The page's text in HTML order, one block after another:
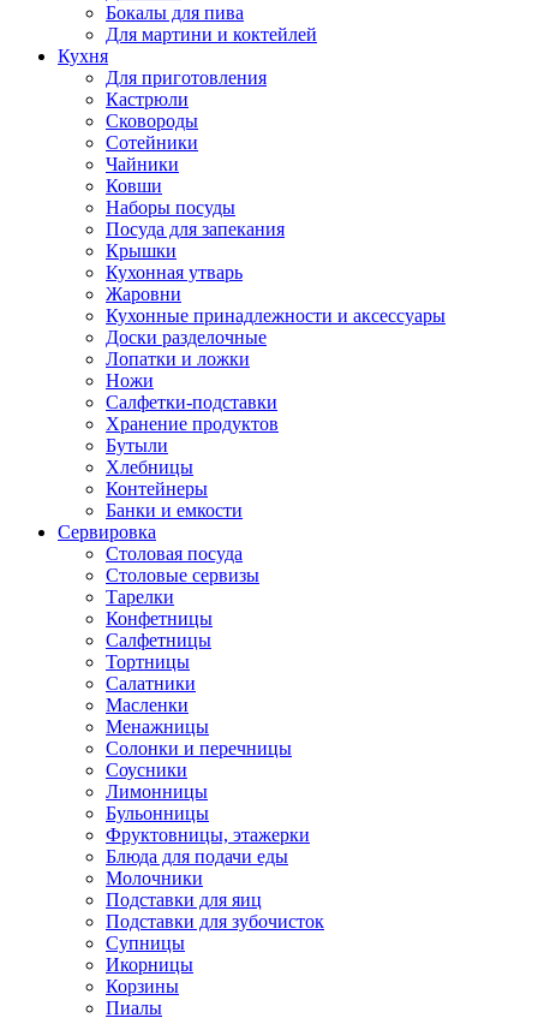
Бокалы для пива
Для мартини и коктейлей
Кухня
Для приготовления
Кастрюли
Сковороды
Сотейники
Чайники
Ковши
Наборы посуды
Посуда для запекания
Крышки
Кухонная утварь
Жаровни
Кухонные принадлежности и аксессуары
Доски разделочные
Лопатки и ложки
Ножи
Салфетки-подставки
Хранение продуктов
Бутыли
Хлебницы
Контейнеры
Банки и емкости
Сервировка
Столовая посуда
Столовые сервизы
Тарелки
Конфетницы
Салфетницы
Тортницы
Салатники
Масленки
Менажницы
Солонки и перечницы
Соусники
Лимонницы
Бульонницы
Фруктовницы, этажерки
Блюда для подачи еды
Молочники
Подставки для яиц
Подставки для зубочисток
Супницы
Икорницы
Корзины
Пиалы